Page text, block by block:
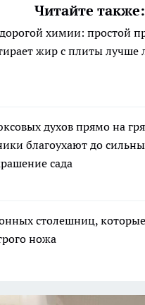
Читайте также:
химии: простой
жир с плиты лучше
духов прямо на
благоухают до
сада
столешниц, которые
ножа